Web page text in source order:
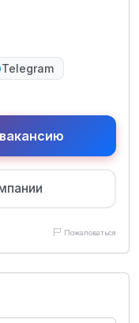
Telegram
Пожаловаться